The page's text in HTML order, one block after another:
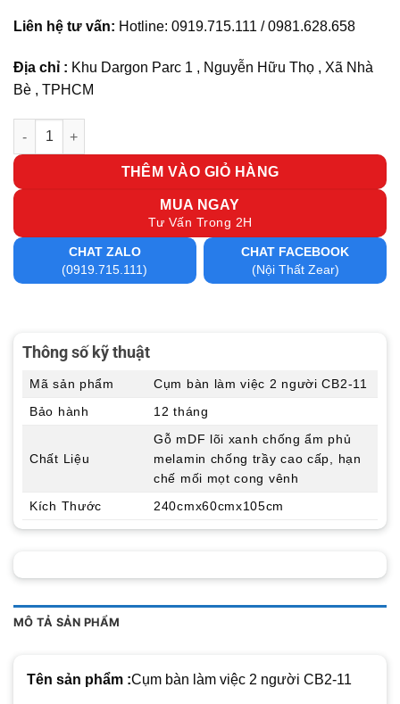
Liên hệ tư vấn: Hotline: 0919.715.111 / 0981.628.658
Địa chỉ : Khu Dargon Parc 1 , Nguyễn Hữu Thọ , Xã Nhà
Bè , TPHCM
Cụm bàn làm việc 2 người CB2-11 số lượng
THÊM VÀO GIỎ HÀNG
MUA NGAY
Tư Vấn Trong 2H
CHAT ZALO
(0919.715.111)
CHAT FACEBOOK
(Nội Thất Zear)
MÔ TẢ SẢN PHẨM
Tên sản phẩm :Cụm bàn làm việc 2 người CB2-11
Thông số kỹ thuật
Mã sản phẩm
Cụm bàn làm việc 2 người CB2-11
Bảo hành
12 tháng
Chất Liệu
Gỗ mDF lõi xanh chống ẩm phủ
melamin chống trầy cao cấp, hạn
chế mối mọt cong vênh
Kích Thước
240cmx60cmx105cm